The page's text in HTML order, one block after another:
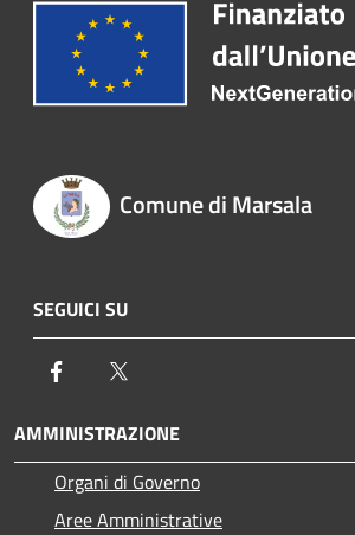
Comune di Marsala
SEGUICI SU
Facebook
AMMINISTRAZIONE
Organi di Governo
Aree Amministrative